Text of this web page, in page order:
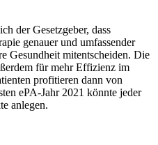
der Gesetzgeber, dass
genauer und umfassender
Gesundheit mitentscheiden. Die
für mehr Effizienz im
profitieren dann von
ePA-Jahr 2021 könnte jeder
anlegen.